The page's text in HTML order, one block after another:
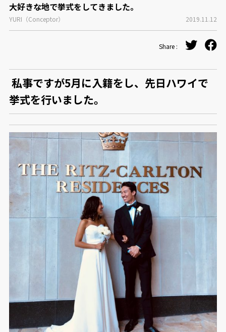
大好きな地で挙式をしてきました。
YURI（Conceptor） 2019.11.12
Share :
私事ですが5月に入籍をし、先日ハワイで
挙式を行いました。